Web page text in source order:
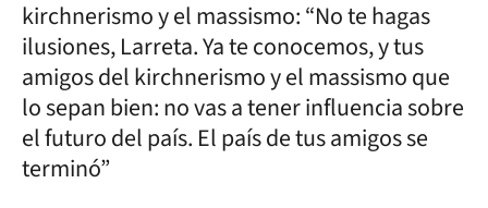
kirchnerismo y el massismo: “No te hagas
ilusiones, Larreta. Ya te conocemos, y tus
amigos del kirchnerismo y el massismo que
lo sepan bien: no vas a tener influencia sobre
el futuro del país. El país de tus amigos se
terminó”